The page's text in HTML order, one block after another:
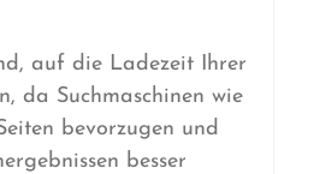
auf die Ladezeit Ihrer
da Suchmaschinen wie
bevorzugen und
besser